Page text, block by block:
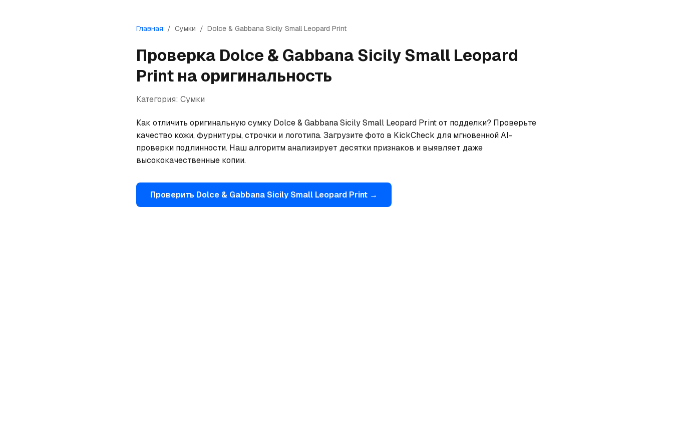
Главная / Сумки / Dolce & Gabbana Sicily Small Leopard Print
Проверка Dolce & Gabbana Sicily Small Leopard
Print на оригинальность
Категория: Сумки
Как отличить оригинальную сумку Dolce & Gabbana Sicily Small Leopard Print от подделки? Проверьте
качество кожи, фурнитуры, строчки и логотипа. Загрузите фото в KickCheck для мгновенной AI-
проверки подлинности. Наш алгоритм анализирует десятки признаков и выявляет даже
высококачественные копии.
Проверить Dolce & GabbanaSicily Small Leopard Print →